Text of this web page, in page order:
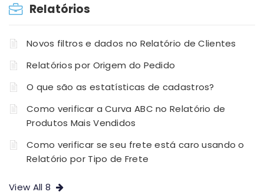
Relatórios
Novos filtros e dados no Relatório de Clientes
Relatórios por Origem do Pedido
O que são as estatísticas de cadastros?
Como verificar a Curva ABC no Relatório de
Produtos Mais Vendidos
Como verificar se seu frete está caro usando o
Relatório por Tipo de Frete
View All 8